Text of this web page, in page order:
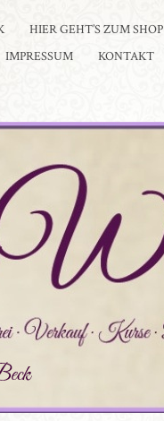
HIER GEHT’S ZUM SHOP
IMPRESSUM KONTAKT